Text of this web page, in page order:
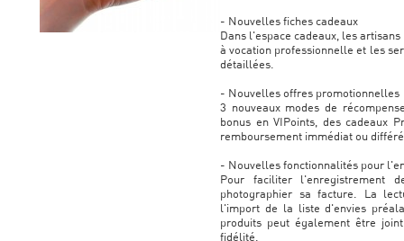
- Nouvelles fiches cadeaux
Dans l'espace cadeaux, les
à vocation professionnelle et les
détaillées.
- Nouvelles offres promotionnelles
3 nouveaux modes de
bonus en VIPoints, des cadeaux
remboursement immédiat ou
- Nouvelles fonctionnalités pour
Pour faciliter l'enregistrement
photographier sa facture. La
l'import de la liste d'envies
produits peut également être
fidélité.